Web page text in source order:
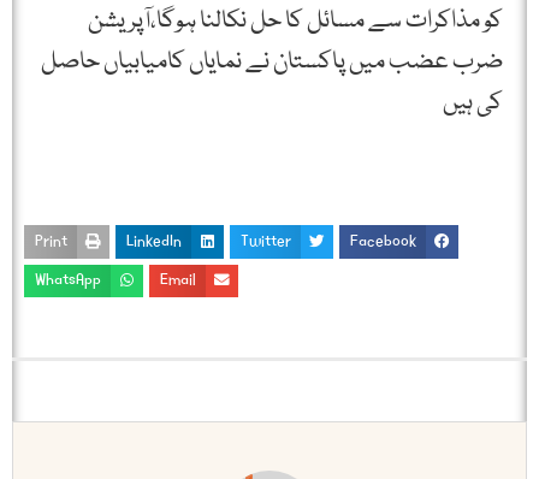
کو مذاکرات سے مسائل کا حل نکالنا ہوگا،آپریشن
ضرب عضب میں پاکستان نے نمایاں کامیابیاں حاصل
کی ہیں
Facebook
Twitter
LinkedIn
Print
Email
WhatsApp